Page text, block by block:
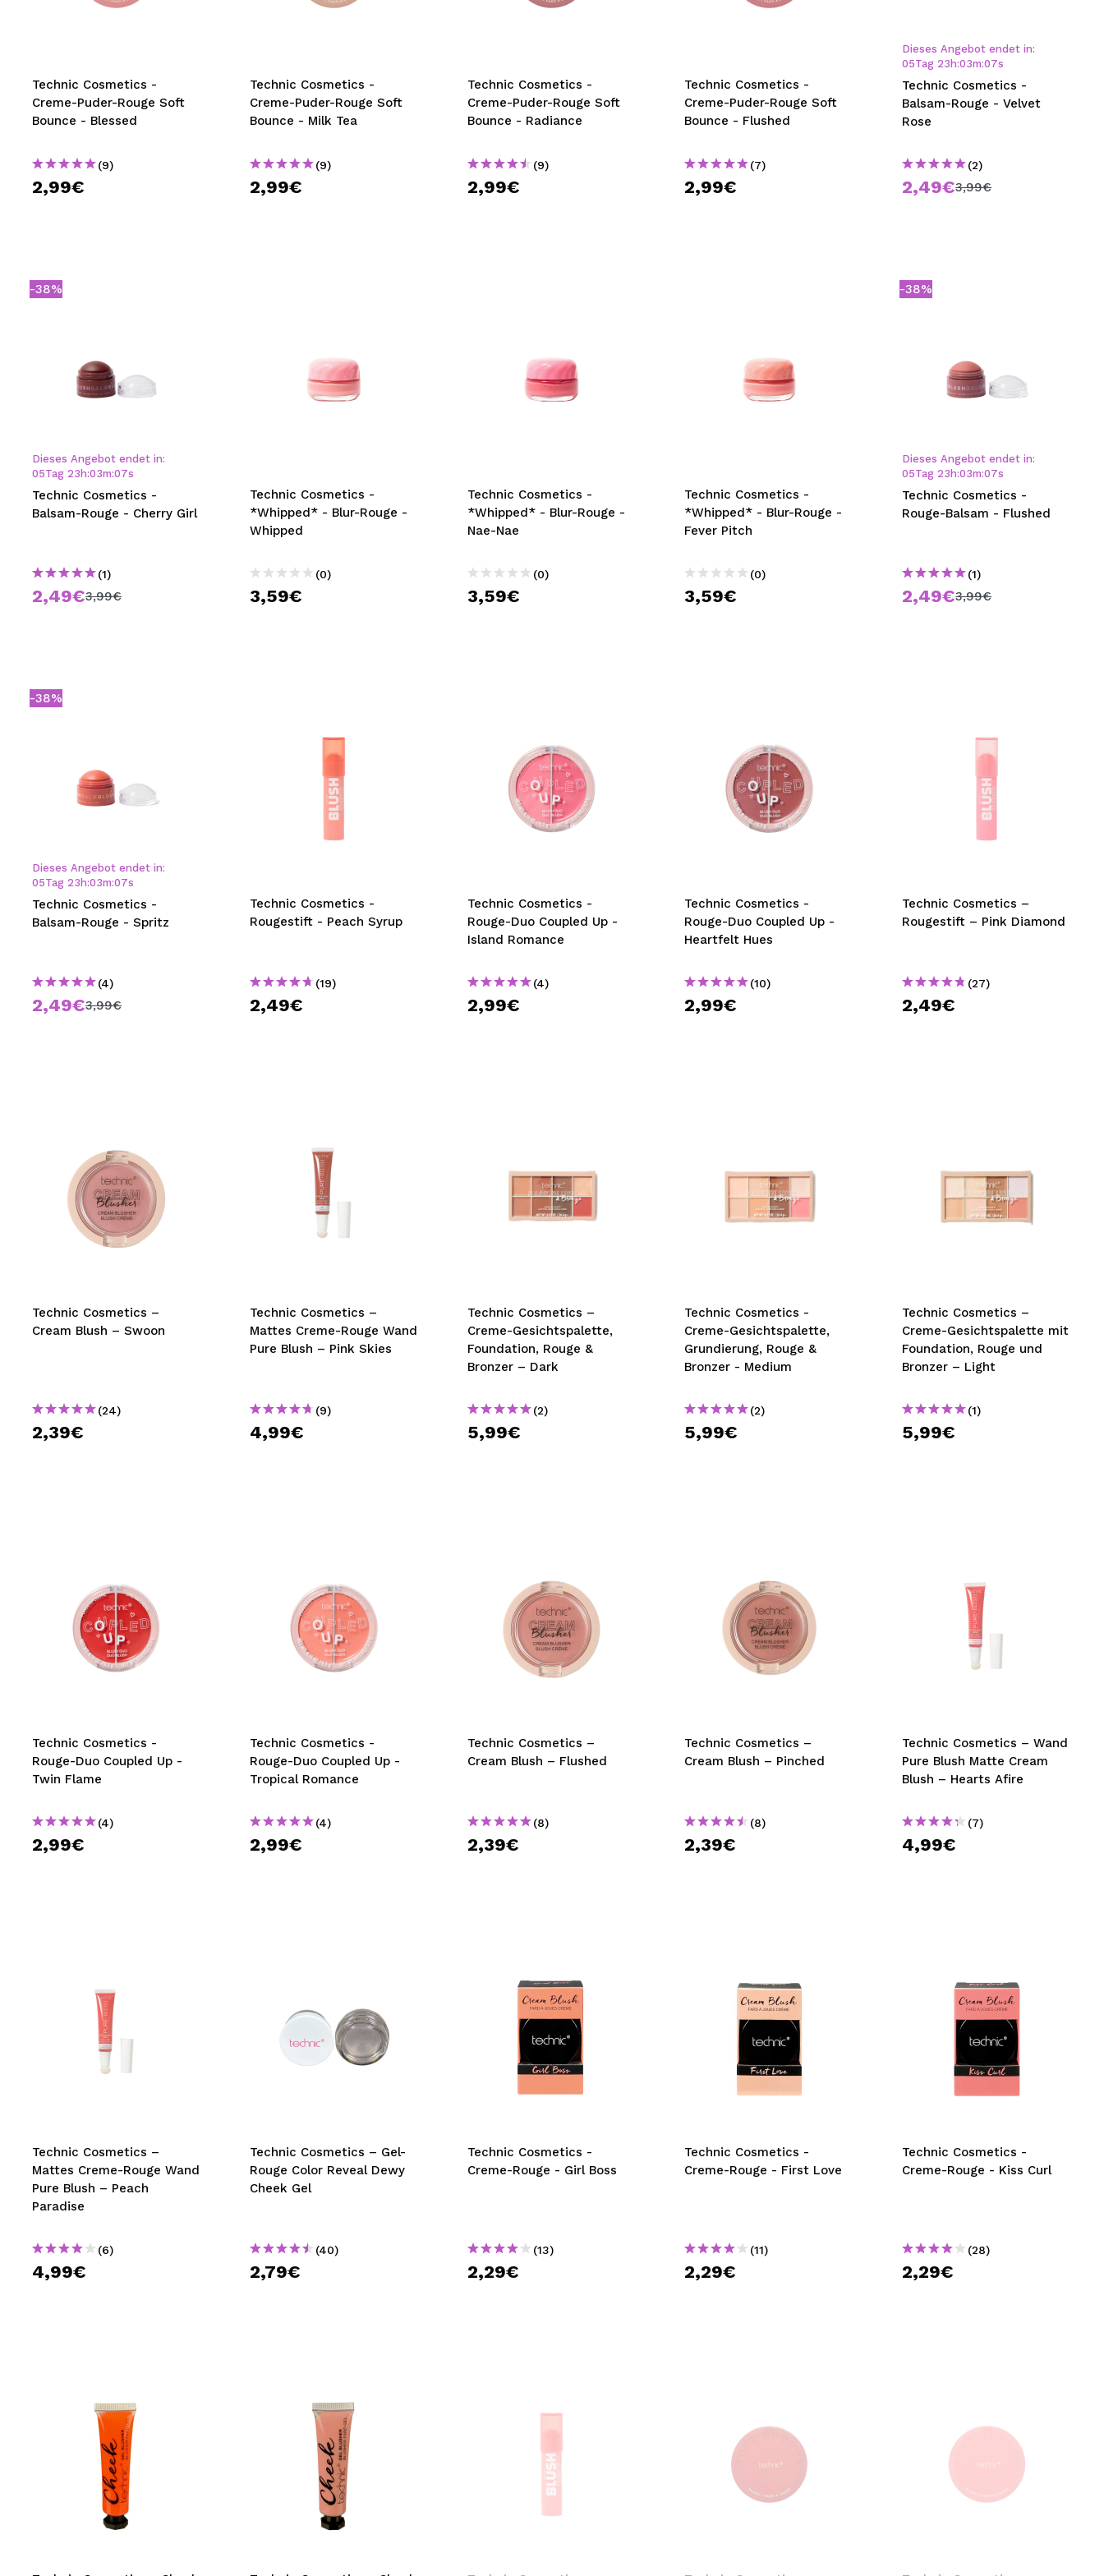
TRAVEL SIZE
NATURE
SPECIALS
OUTLET
BLOG
bisherigen Vorgänge einsehen.
BENUTZERKONTO ERSTELLEN
Technic Cosmetics -
Creme-Puder-Rouge Soft
Bounce - Blessed
(9)
2,99€
Technic Cosmetics -
Creme-Puder-Rouge Soft
Bounce - Milk Tea
(9)
2,99€
Technic Cosmetics -
Creme-Puder-Rouge Soft
Bounce - Radiance
(9)
2,99€
Technic Cosmetics -
Creme-Puder-Rouge Soft
Bounce - Flushed
(7)
2,99€
Dieses Angebot endet in:
05Tag 23 h:03m:06s
Technic Cosmetics -
Balsam-Rouge - Velvet
Rose
(2)
2,49€3,99€
-38%
Dieses Angebot endet in:
05Tag 23 h:03m:06s
Technic Cosmetics -
Balsam-Rouge - Cherry Girl
(1)
2,49€3,99€
Technic Cosmetics -
*Whipped* - Blur-Rouge -
Whipped
(0)
3,59€
Technic Cosmetics -
*Whipped* - Blur-Rouge -
Nae-Nae
(0)
3,59€
Technic Cosmetics -
*Whipped* - Blur-Rouge -
Fever Pitch
(0)
3,59€
-38%
Dieses Angebot endet in:
05Tag 23 h:03m:06s
Technic Cosmetics -
Rouge-Balsam - Flushed
(1)
2,49€3,99€
-38%
Dieses Angebot endet in:
05Tag 23 h:03m:06s
Technic Cosmetics -
Balsam-Rouge - Spritz
(4)
2,49€3,99€
Technic Cosmetics -
Rougestift - Peach Syrup
(19)
2,49€
Technic Cosmetics -
Rouge-Duo Coupled Up -
Island Romance
(4)
2,99€
Technic Cosmetics -
Rouge-Duo Coupled Up -
Heartfelt Hues
(10)
2,99€
Technic Cosmetics –
Rougestift – Pink Diamond
(27)
2,49€
Technic Cosmetics –
Cream Blush – Swoon
(24)
2,39€
Technic Cosmetics –
Mattes Creme-Rouge Wand
Pure Blush – Pink Skies
(9)
4,99€
Technic Cosmetics –
Creme-Gesichtspalette,
Foundation, Rouge &
Bronzer – Dark
(2)
5,99€
Technic Cosmetics -
Creme-Gesichtspalette,
Grundierung, Rouge &
Bronzer - Medium
(2)
5,99€
Technic Cosmetics –
Creme-Gesichtspalette mit
Foundation, Rouge und
Bronzer – Light
(1)
5,99€
Technic Cosmetics -
Rouge-Duo Coupled Up -
Twin Flame
(4)
2,99€
Technic Cosmetics -
Rouge-Duo Coupled Up -
Tropical Romance
(4)
2,99€
Technic Cosmetics –
Cream Blush – Flushed
(8)
2,39€
Technic Cosmetics –
Cream Blush – Pinched
(8)
2,39€
Technic Cosmetics – Wand
Pure Blush Matte Cream
Blush – Hearts Afire
(7)
4,99€
Technic Cosmetics –
Mattes Creme-Rouge Wand
Pure Blush – Peach
Paradise
(6)
4,99€
Technic Cosmetics – Gel-
Rouge Color Reveal Dewy
Cheek Gel
(40)
2,79€
Technic Cosmetics -
Creme-Rouge - Girl Boss
(13)
2,29€
Technic Cosmetics -
Creme-Rouge - First Love
(11)
2,29€
Technic Cosmetics -
Creme-Rouge - Kiss Curl
(28)
2,29€